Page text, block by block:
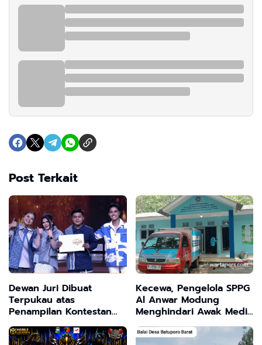
Post Terkait
Dewan Juri Dibuat
Terpukau atas
Penampilan Kontestan
Musik Dangdut Asal
Sampang
Kecewa, Pengelola SPPG
Al Anwar Modung
Menghindari Awak Media
Terkait Isu 5 Dapur Satu
Lokasi